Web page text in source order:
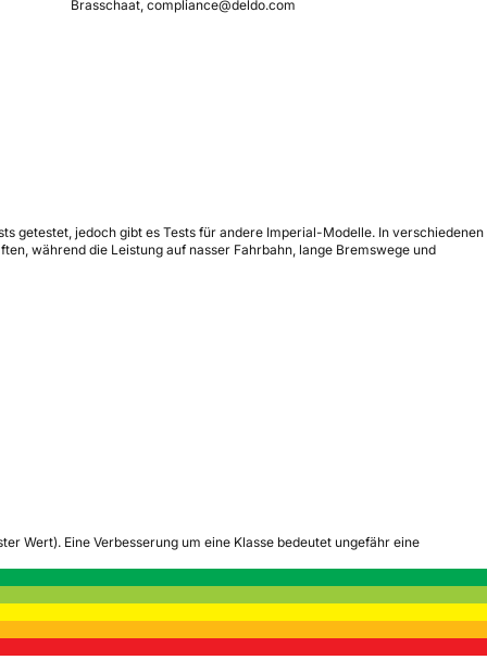
Brasschaat, compliance@deldo.com
getestet, jedoch gibt es Tests für andere Imperial-Modelle. In verschiedenen
während die Leistung auf nasser Fahrbahn, lange Bremswege und
Wert). Eine Verbesserung um eine Klasse bedeutet ungefähr eine